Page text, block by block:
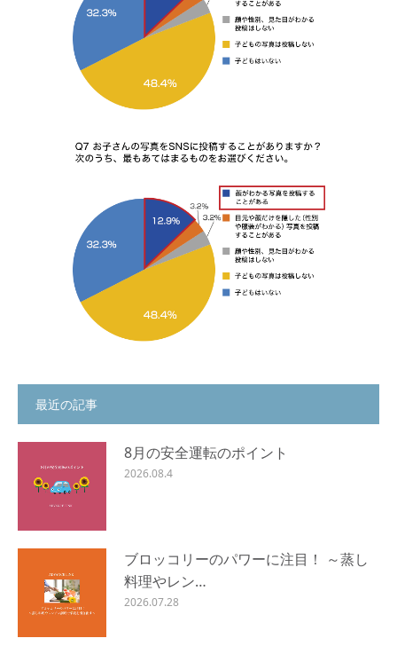
最近の記事
8月の安全運転のポイント
2026.08.4
ブロッコリーのパワーに注目！ ～蒸し
料理やレン…
2026.07.28